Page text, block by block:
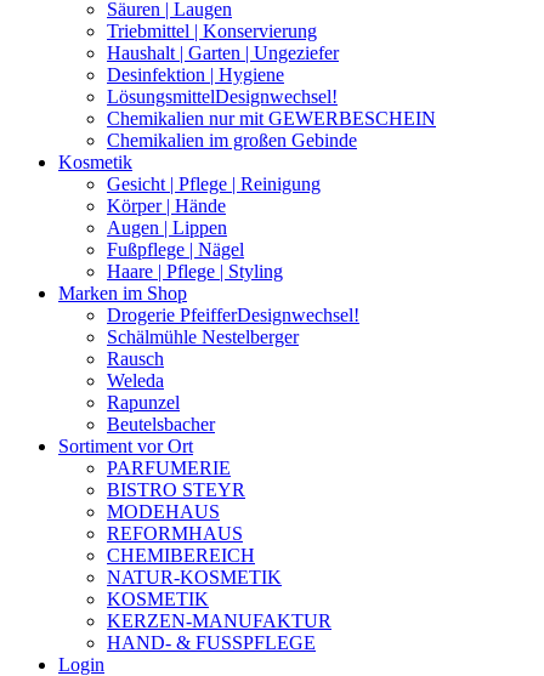
Säuren | Laugen
Triebmittel | Konservierung
Haushalt | Garten | Ungeziefer
Desinfektion | Hygiene
LösungsmittelDesignwechsel!
Chemikalien nur mit GEWERBESCHEIN
Chemikalien im großen Gebinde
Kosmetik
Gesicht | Pflege | Reinigung
Körper | Hände
Augen | Lippen
Fußpflege | Nägel
Haare | Pflege | Styling
Marken im Shop
Drogerie PfeifferDesignwechsel!
Schälmühle Nestelberger
Rausch
Weleda
Rapunzel
Beutelsbacher
Sortiment vor Ort
PARFUMERIE
BISTRO STEYR
MODEHAUS
REFORMHAUS
CHEMIBEREICH
NATUR-KOSMETIK
KOSMETIK
KERZEN-MANUFAKTUR
HAND- & FUSSPFLEGE
Login